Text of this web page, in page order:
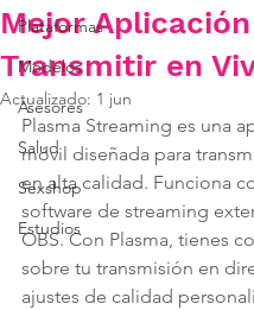
Plataformas
Modelos
Asesores
Salud
Sexshop
Estudios
Mejor
Transmitir en
Actualizado: 1 jun
Plasma Streaming es una
móvil diseñada para
en alta calidad. Funciona
software de streaming
OBS. Con Plasma, tienes
sobre tu transmisión en
ajustes de calidad